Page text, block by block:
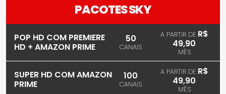
PACOTES SKY
POP HD COM PREMIERE
HD + AMAZON PRIME
50
CANAIS
A PARTIR DE R$
49,90
MÊS
SUPER HD COM AMAZON
PRIME
100
CANAIS
A PARTIR DE R$
49,90
MÊS